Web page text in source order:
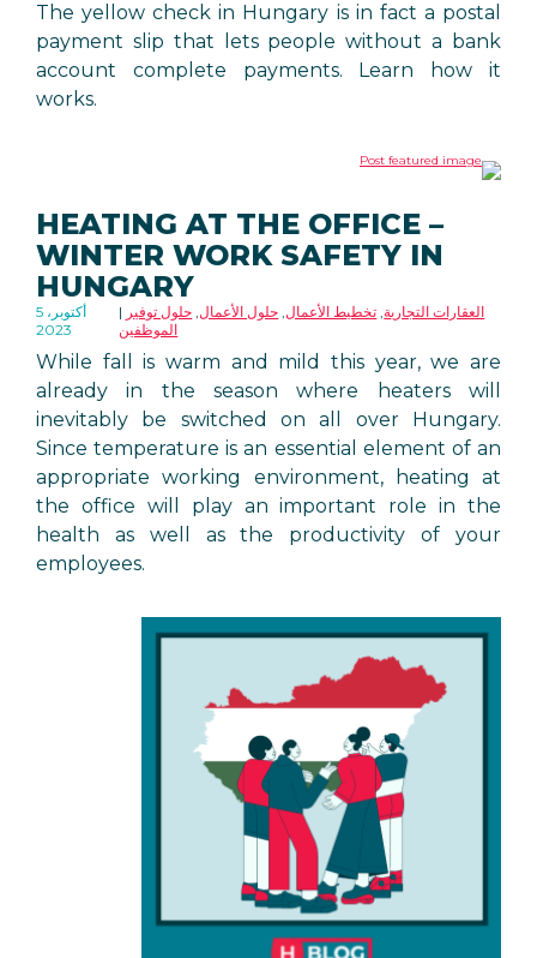
The yellow check in Hungary is in fact a postal
payment slip that lets people without a bank
account complete payments. Learn how it
works.
HEATING AT THE OFFICE –
WINTER WORK SAFETY IN
HUNGARY
5 أكتوبر،
2023
العقارات التجارية, تخطيط الأعمال, حلول الأعمال, حلول توفير
الموظفين
While fall is warm and mild this year, we are
already in the season where heaters will
inevitably be switched on all over Hungary.
Since temperature is an essential element of an
appropriate working environment, heating at
the office will play an important role in the
health as well as the productivity of your
employees.